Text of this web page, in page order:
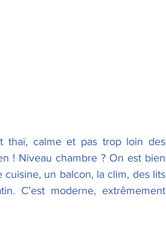
thaï, calme et pas trop loin des
! Niveau chambre ? On est bien
cuisine, un balcon, la clim, des lits
C’est moderne, extrêmement